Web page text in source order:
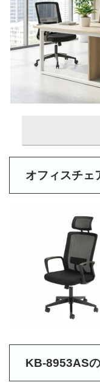
オフィスチェ
KB-8953AS